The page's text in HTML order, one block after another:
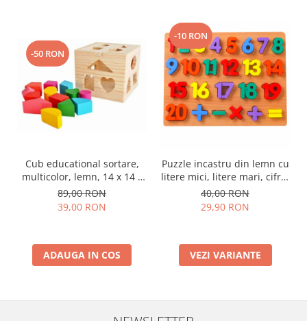
-50 RON
Cub educational sortare,
multicolor, lemn, 14 x 14 x
12 cm, 13 piese
89,00 RON
39,00 RON
ADAUGA IN COS
-10 RON
Puzzle incastru din lemn cu
litere mici, litere mari, cifre,
forme, cifre 1-20, 3D
40,00 RON
29,90 RON
VEZI VARIANTE